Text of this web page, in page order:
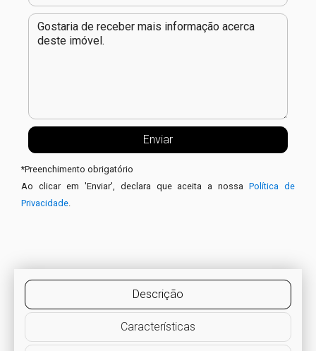
*Preenchimento obrigatório
Ao clicar em 'Enviar', declara que aceita a nossaPolítica de
Privacidade
Descrição
Características